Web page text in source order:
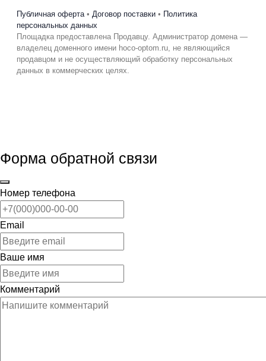
Публичная оферта• Договор поставки • Политика
персональных данных
Площадка предоставлена Продавцу. Администратор домена —
владелец доменного имени hoco-optom.ru, не являющийся
продавцом и не осуществляющий обработку персональных
данных в коммерческих целях.
Форма обратной связи
Номер телефона
Email
Ваше имя
Комментарий